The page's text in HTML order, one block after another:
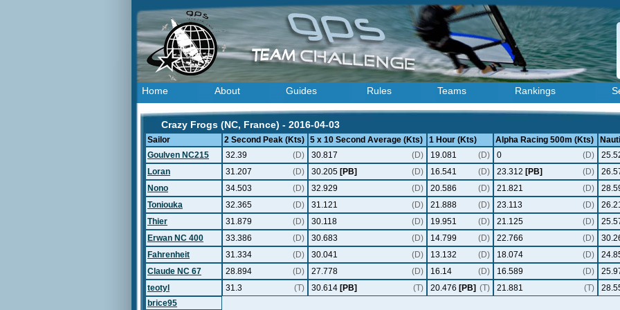
Home About Guides Rules Teams Rankings
Crazy Frogs (NC, France) - 2016-04-03
Sailor 2 Second Peak (Kts) 5 x 10 Second Average (Kts) 1 Hour (Kts) Alpha Racing 500m (Kts)
Goulven NC215
32.39 (D) 30.817 (D) 19.081 (D) 0 (D)
Loran
31.207 (D) 30.205 [PB] (D) 16.541 (D) 23.312 [PB] (D)
Nono
34.503 (D) 32.929 (D) 20.586 (D) 21.821 (D)
Toniouka
32.365 (D) 31.121 (D) 21.888 (D) 23.113 (D)
Thier
31.879 (D) 30.118 (D) 19.951 (D) 21.125 (D)
Erwan NC 400
33.386 (D) 30.683 (D) 14.799 (D) 22.766 (D)
Fahrenheit
31.334 (D) 30.041 (D) 13.132 (D) 18.074 (D)
Claude NC 67
28.894 (D) 27.778 (D) 16.14 (D) 16.589 (D)
teotyl
31.3 (T) 30.614 [PB] (T) 20.476 [PB] (T) 21.881 (T)
brice95